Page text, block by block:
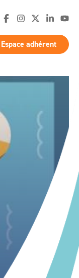
Espace adhérent